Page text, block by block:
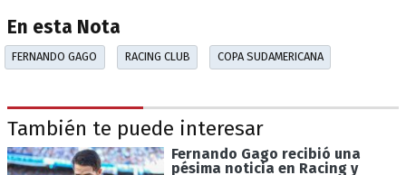
En esta Nota
FERNANDO GAGO RACING CLUB COPA SUDAMERICANA
También te puede interesar
Fernando Gago recibió una
pésima noticia en Racing y